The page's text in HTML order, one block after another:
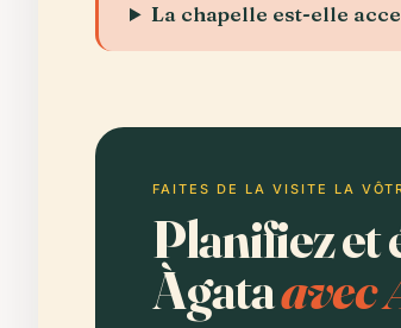
La chapelle est-elle
FAITES DE LA VISITE LA
Planifiez et
Àgataavec